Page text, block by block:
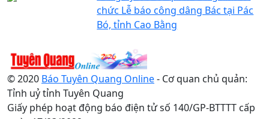
chức Lễ báo công dâng Bác tại Pác
Bó, tỉnh Cao Bằng
© 2020 Báo Tuyên Quang Online- Cơ quan chủ quản:
Tỉnh uỷ tỉnh Tuyên Quang
Giấy phép hoạt động báo điện tử số 140/GP-BTTTT cấp